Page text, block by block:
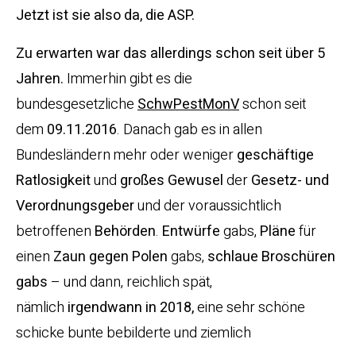
Jetzt ist sie also da, die ASP.
Zu erwarten war das allerdings schon seit über 5
Jahren. Immerhin gibt es die
bundesgesetzlicheSchwPestMonVschon seit
dem 09.11.2016. Danach gab es in allen
Bundesländern mehr oder wenigergeschäftige
Ratlosigkeitund großes GewuselderGesetz- und
Verordnungsgeberund der voraussichtlich
betroffenen Behörden. Entwürfegabs, Plänefür
einen Zaun gegen Polengabs, schlaue Broschüren
gabs – und dann, reichlich spät,
nämlich irgendwann in 2018,eine sehr schöne
schicke bunte bebilderte und ziemlich